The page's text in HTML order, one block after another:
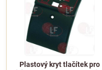
Plastový kryt tlačítek pro